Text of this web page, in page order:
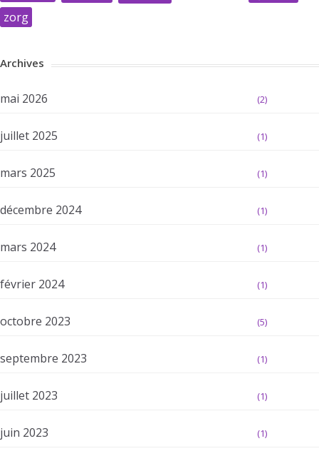
zorg
Archives
mai 2026 (2)
juillet 2025 (1)
mars 2025 (1)
décembre 2024 (1)
mars 2024 (1)
février 2024 (1)
octobre 2023 (5)
septembre 2023 (1)
juillet 2023 (1)
juin 2023 (1)